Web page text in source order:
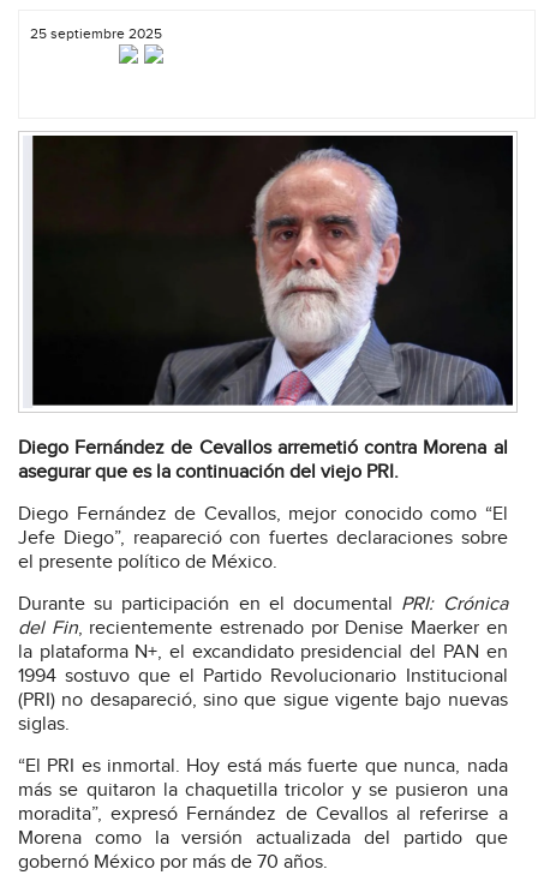
25 septiembre 2025
Diego Fernández de Cevallos arremetió contra Morena al
asegurar que es la continuación del viejo PRI.
Diego Fernández de Cevallos, mejor conocido como “El
Jefe Diego”, reapareció con fuertes declaraciones sobre
el presente político de México.
Durante su participación en el documental PRI: Crónica
del Fin, recientemente estrenado por Denise Maerker en
la plataforma N+, el excandidato presidencial del PAN en
1994 sostuvo que el Partido Revolucionario Institucional
(PRI) no desapareció, sino que sigue vigente bajo nuevas
siglas.
“El PRI es inmortal. Hoy está más fuerte que nunca, nada
más se quitaron la chaquetilla tricolor y se pusieron una
moradita”, expresó Fernández de Cevallos al referirse a
Morena como la versión actualizada del partido que
gobernó México por más de 70 años.